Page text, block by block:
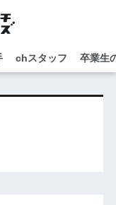
chスタッフ 卒業生